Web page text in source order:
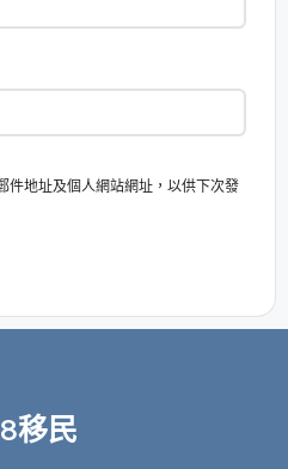
件地址及個人網站網址，以供下次發
移民